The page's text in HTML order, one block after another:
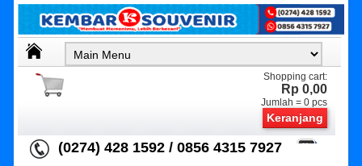
Shopping cart:
Rp 0,00
Jumlah =0 pcs
Keranjang
(0274) 428 1592 / 0856 4315 7927